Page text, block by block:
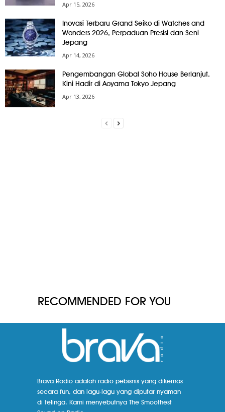
Apr 15, 2026
Inovasi Terbaru Grand Seiko di Watches and
Wonders 2026, Perpaduan Presisi dan Seni
Jepang
Apr 14, 2026
Pengembangan Global Soho House Berlanjut,
Kini Hadir di Aoyama Tokyo Jepang
Apr 13, 2026
RECOMMENDED FOR YOU
Brava Radio adalah radio pebisnis yang dikemas
secara fun, dan lagu-lagu yang diputar nyaman
di telinga. Kami menyebutnya The Smoothest